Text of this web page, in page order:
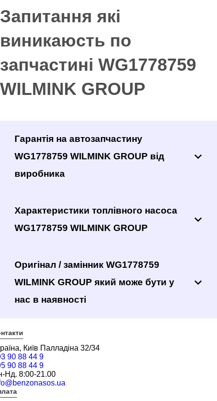
Запитання які
виникаюсть по
запчастині WG1778759
WILMINK GROUP
Гарантія на автозапчастину
WG1778759 WILMINK GROUP від
виробника
Характеристики топлівного насоса
WG1778759 WILMINK GROUP
Оригінал / замінник WG1778759
WILMINK GROUP який може бути у
нас в наявності
Київ Палладіна 32/34
90 88 44 9
90 88 44 9
Нд. 8:00-21.00